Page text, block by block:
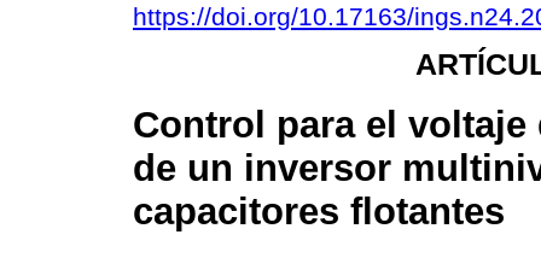
https://doi.org/10.17163/
Control para el voltaje
de un inversor
capacitores flotantes